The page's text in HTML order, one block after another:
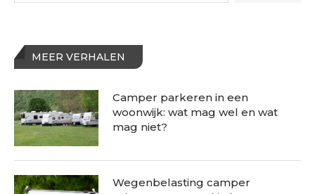
MEER VERHALEN
Camper parkeren in een
woonwijk: wat mag wel en wat
mag niet?
Wegenbelasting camper